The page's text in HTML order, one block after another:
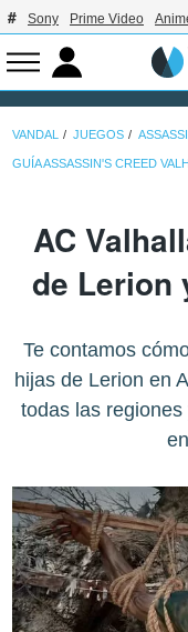
Sony Prime Video
VANDAL JUEGOS
GUÍA ASSASSIN'S CREED
AC
de Lerion
Te contamos
hijas de Lerion en
todas las